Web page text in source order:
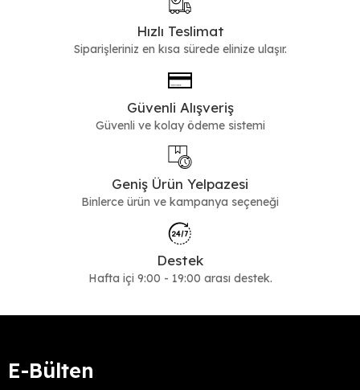
Hızlı Teslimat
Siparişleriniz en kısa sürede elinize ulaşır.
Güvenli Alışveriş
Güvenli ve kolay ödeme sistemi
Geniş Ürün Yelpazesi
Binlerce ürün ve kampanya seçeneği
Destek
Hafta içi 9:00 - 19:00 arası destek.
E-Bülten